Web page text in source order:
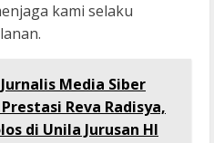
kami selaku
Media Siber
Reva Radisya,
di Unila Jurusan HI